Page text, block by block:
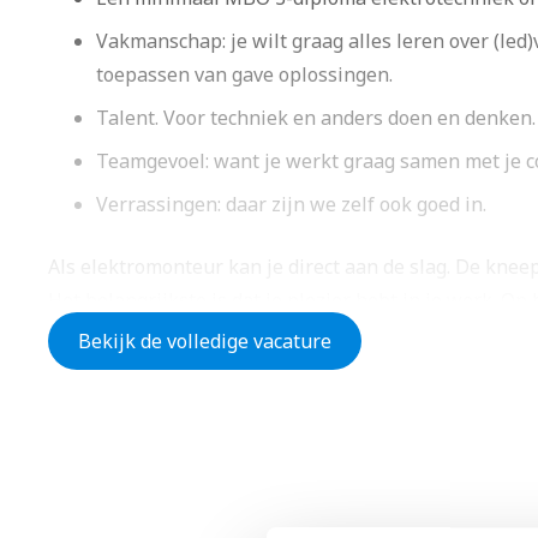
Vakmanschap: je wilt graag alles leren over
toepassen van gave oplossingen.
Talent. Voor techniek en anders doen en denken.
Teamgevoel: want je werkt graag samen met je
Verrassingen: daar zijn we zelf ook goed in.
welk team jij aan de slag gaat, wat je gaat doen en
Bekijk de volledige vacature